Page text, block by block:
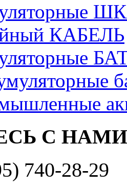
КАБЕЛЬ
С НАМИ
740-28-29